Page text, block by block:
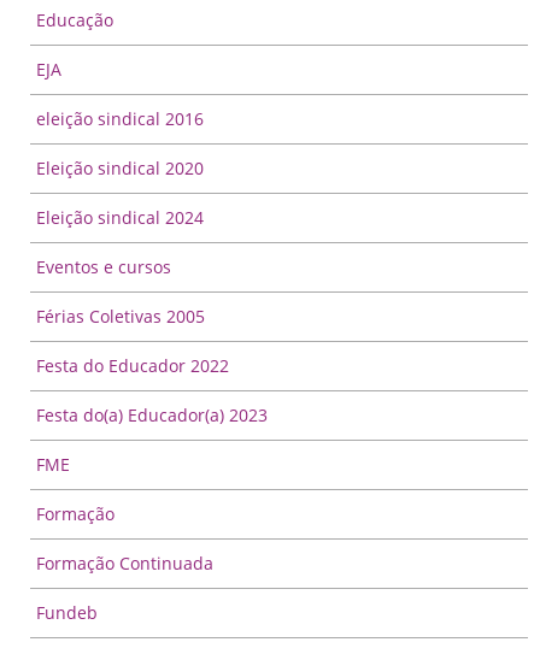
Educação
EJA
eleição sindical 2016
Eleição sindical 2020
Eleição sindical 2024
Eventos e cursos
Férias Coletivas 2005
Festa do Educador 2022
Festa do(a) Educador(a) 2023
FME
Formação
Formação Continuada
Fundeb